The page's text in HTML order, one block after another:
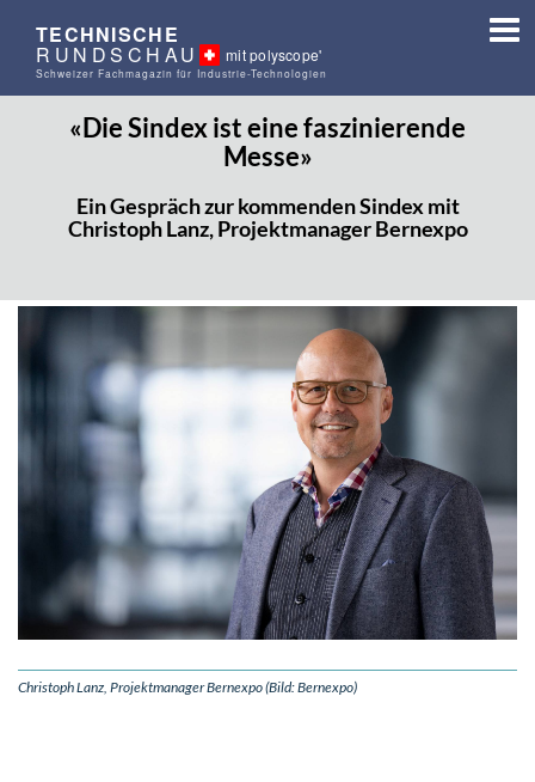
TECHNISCHE
RUNDSCHAU mit polyscope'
Schweizer Fachmagazin für Industrie-Technologien
«Die Sindex ist eine faszinierende
Messe»
Ein Gespräch zur kommenden Sindex mit
Christoph Lanz, Projektmanager Bernexpo
Christoph Lanz, Projektmanager Bernexpo (Bild: Bernexpo)